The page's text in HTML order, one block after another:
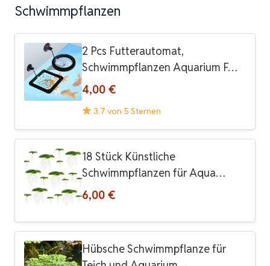
Schwimmpflanzen
2 Pcs Futterautomat,
Schwimmpflanzen Aquarium F…
4,00 €
3.7 von 5 Sternen
18 Stück Künstliche
Schwimmpflanzen für Aqua…
6,00 €
Hübsche Schwimmpflanze für